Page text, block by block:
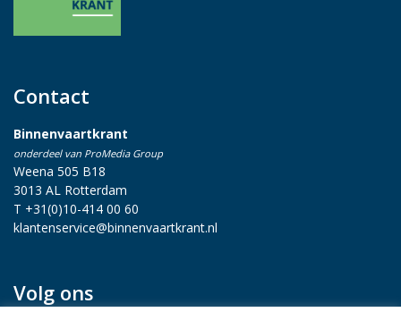
Contact
Binnenvaartkrant
onderdeel van ProMedia Group
Weena 505 B18
3013 AL Rotterdam
T +31(0)10-414 00 60
klantenservice@binnenvaartkrant.nl
Volg ons